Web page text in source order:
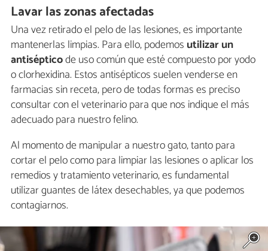
Lavar las zonas afectadas
Una vez retirado el pelo de las lesiones, es importante
mantenerlas limpias. Para ello, podemos utilizar un
antisépticode uso común que esté compuesto por yodo
o clorhexidina. Estos antisépticos suelen venderse en
farmacias sin receta, pero de todas formas es preciso
consultar con el veterinario para que nos indique el más
adecuado para nuestro felino.
Al momento de manipular a nuestro gato, tanto para
cortar el pelo como para limpiar las lesiones o aplicar los
remedios y tratamiento veterinario, es fundamental
utilizar guantes de látex desechables, ya que podemos
contagiarnos.